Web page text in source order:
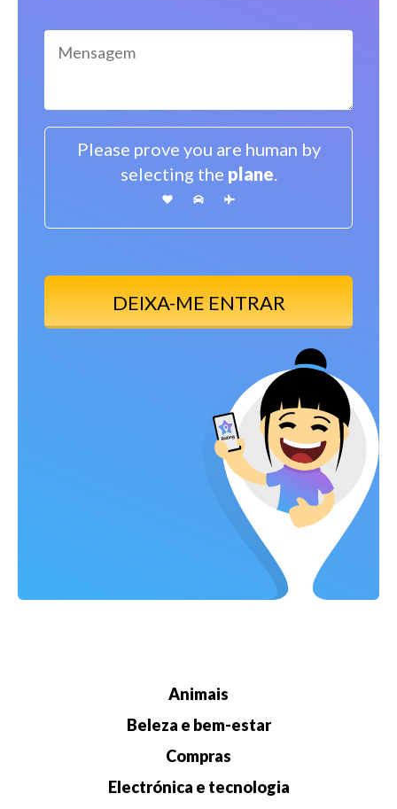
Please prove you are human by
selecting the plane.
Animais
Beleza e bem-estar
Compras
Electrónica e tecnologia